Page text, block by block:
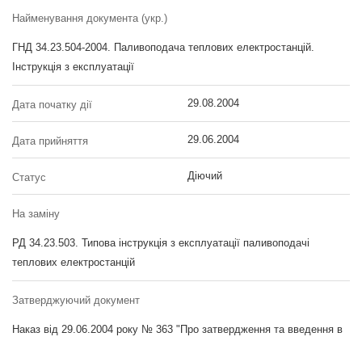
Найменування документа (укр.)
ГНД 34.23.504-2004. Паливоподача теплових електростанцій.
Інструкція з експлуатації
Дата початку дії 29.08.2004
Дата прийняття 29.06.2004
Статус Діючий
На заміну
РД 34.23.503. Типова інструкція з експлуатації паливоподачі
теплових електростанцій
Затверджуючий документ
Наказ від 29.06.2004 року № 363 "Про затвердження та введення в